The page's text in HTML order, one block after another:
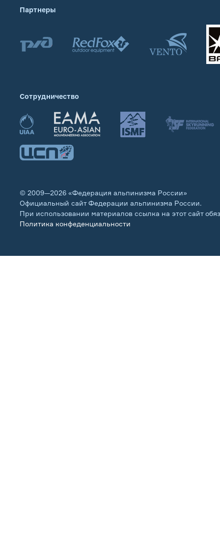
Партнеры
Сотрудничество
© 2009—2026 «Федерация альпинизма России»
Официальный сайт Федерации альпинизма России.
При использовании материалов ссылка на этот сайт
Политика конфеденциальности